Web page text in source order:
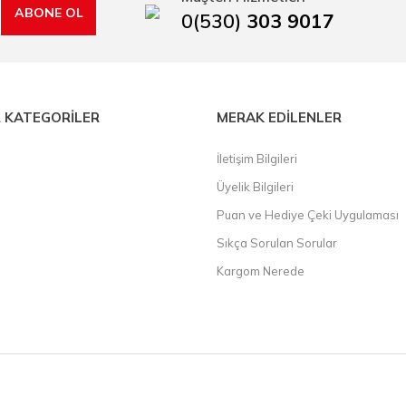
ABONE OL 0(530) 303 9017
KATEGORİLER MERAK EDİLENLER
İletişim Bilgileri
Üyelik Bilgileri
Puan ve Hediye Çeki Uygulaması
Sıkça Sorulan Sorular
Kargom Nerede